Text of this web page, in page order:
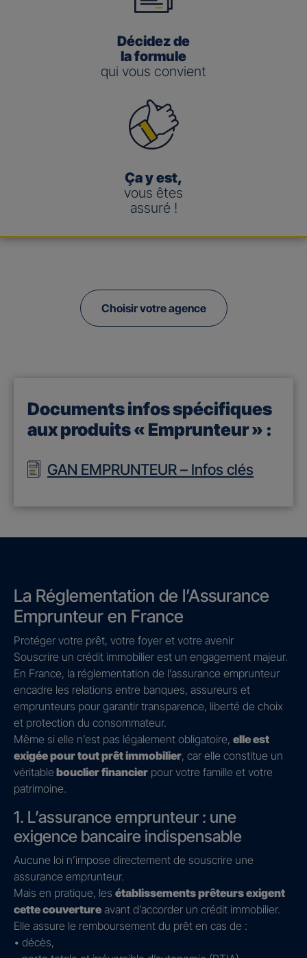
Décidez de
la formule
qui vous convient
Ça y est,
vous êtes
assuré !
Choisir votre agence
Documents infos spécifiques
aux produits « Emprunteur » :
GAN EMPRUNTEUR – Infos clés
La Réglementation de l’Assurance
Emprunteur en France
Protéger votre prêt, votre foyer et votre avenir
Souscrire un crédit immobilier est un engagement majeur.
En France, la réglementation de l’assurance emprunteur
encadre les relations entre banques, assureurs et
emprunteurs pour garantir transparence, liberté de choix
et protection du consommateur.
Même si elle n’est pas légalement obligatoire, elle est
exigée pour tout prêt immobilier, car elle constitue un
véritable bouclier financier pour votre famille et votre
patrimoine.
1. L’assurance emprunteur : une
exigence bancaire indispensable
Aucune loi n’impose directement de souscrire une
assurance emprunteur.
Mais en pratique, les établissements prêteurs exigent
cette couverture avant d’accorder un crédit immobilier.
Elle assure le remboursement du prêt en cas de :
• décès,